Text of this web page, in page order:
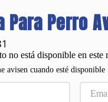
Para Perro
no está disponible en este
avisen cuando esté disponible